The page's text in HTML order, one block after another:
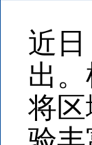
近
出
将